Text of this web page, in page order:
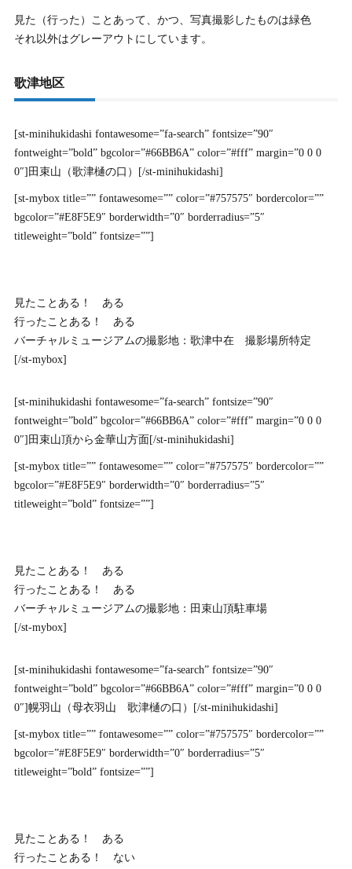
見た（行った）ことあって、かつ、写真撮影したものは緑色
それ以外はグレーアウトにしています。
歌津地区
[st-minihukidashi fontawesome=”fa-search” fontsize=”90″
fontweight=”bold” bgcolor=”#66BB6A” color=”#fff” margin=”0 0 0
0″]田束山（歌津樋の口）[/st-minihukidashi]
[st-mybox title=”” fontawesome=”” color=”#757575″ bordercolor=””
bgcolor=”#E8F5E9″ borderwidth=”0″ borderradius=”5″
titleweight=”bold” fontsize=””]
見たことある！ ある
行ったことある！ ある
バーチャルミュージアムの撮影地：歌津中在 撮影場所特定
[/st-mybox]
[st-minihukidashi fontawesome=”fa-search” fontsize=”90″
fontweight=”bold” bgcolor=”#66BB6A” color=”#fff” margin=”0 0 0
0″]田束山頂から金華山方面[/st-minihukidashi]
[st-mybox title=”” fontawesome=”” color=”#757575″ bordercolor=””
bgcolor=”#E8F5E9″ borderwidth=”0″ borderradius=”5″
titleweight=”bold” fontsize=””]
見たことある！ ある
行ったことある！ ある
バーチャルミュージアムの撮影地：田束山頂駐車場
[/st-mybox]
[st-minihukidashi fontawesome=”fa-search” fontsize=”90″
fontweight=”bold” bgcolor=”#66BB6A” color=”#fff” margin=”0 0 0
0″]幌羽山（母衣羽山 歌津樋の口）[/st-minihukidashi]
[st-mybox title=”” fontawesome=”” color=”#757575″ bordercolor=””
bgcolor=”#E8F5E9″ borderwidth=”0″ borderradius=”5″
titleweight=”bold” fontsize=””]
見たことある！ ある
行ったことある！ ない